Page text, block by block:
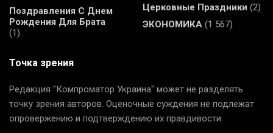
Поздравления С Днем
Рождения Для Брата
(1)
Церковные Праздники (2)
ЭКОНОМИКА (1 567)
Точка зрения
Редакция "Компроматор Украина" может не разделять
точку зрения авторов. Оценочные суждения не подлежат
опровержению и подтверждению их правдивости.